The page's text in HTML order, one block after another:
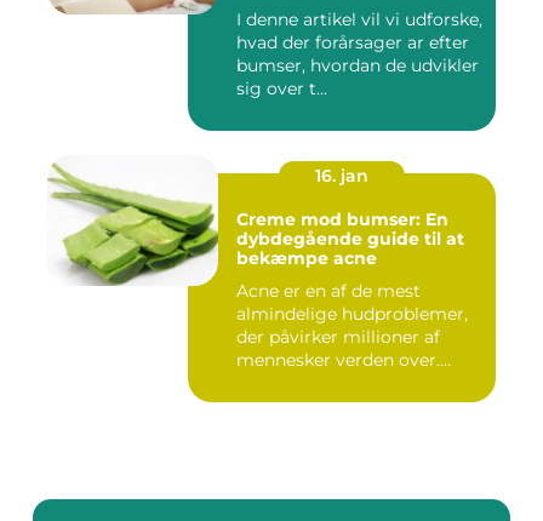
selvtillid og trivsel
I denne artikel vil vi udforske,
hvad der forårsager ar efter
bumser, hvordan de udvikler
sig over t...
16. jan
Creme mod bumser: En
dybdegående guide til at
bekæmpe acne
Acne er en af de mest
almindelige hudproblemer,
der påvirker millioner af
mennesker verden over.